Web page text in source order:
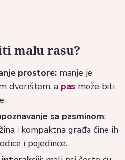
malu rasu?
prostore: manje je
dvorištem, a pas može biti
sa pasminom:
i kompaktna građa čine ih
i pojedince.